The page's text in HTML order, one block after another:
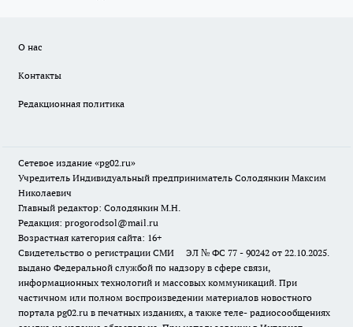
О нас
Контакты
Редакционная политика
Сетевое издание «pg02.ru»
Учредитель Индивидуальный предприниматель Солодянкин Максим
Николаевич
Главный редактор: Солодянкин М.Н.
Редакция: progorodsol@mail.ru
Возрастная категория сайта: 16+
Свидетельство о регистрации СМИ ЭЛ № ФС 77 - 90242 от 22.10.2025.
выдано Федеральной службой по надзору в сфере связи,
информационных технологий и массовых коммуникаций. При
частичном или полном воспроизведении материалов новостного
портала pg02.ru в печатных изданиях, а также теле- радиосообщениях